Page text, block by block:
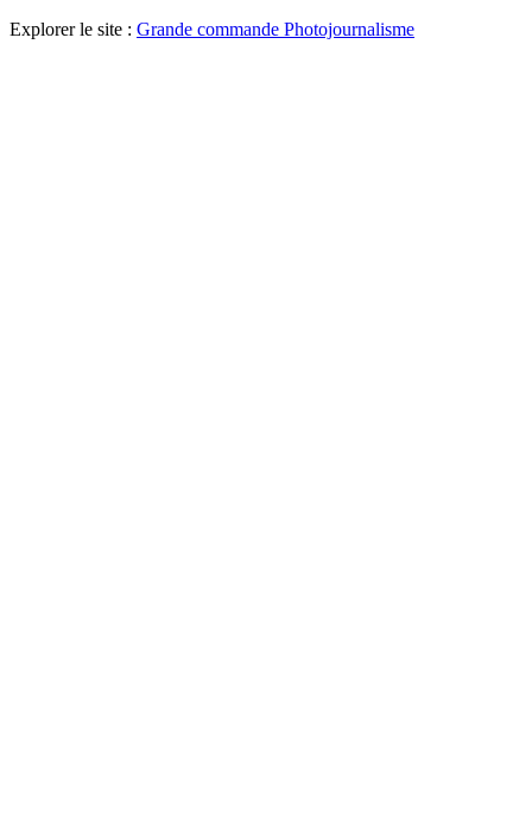
Explorer le site : Grande commande Photojournalisme